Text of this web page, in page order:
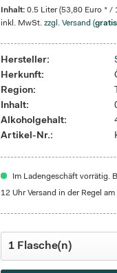
Inhalt:0.5 Liter (53,80 Euro * /
inkl. MwSt.zzgl. Versand (
Hersteller:
Herkunft:
Region:
Inhalt:
Alkoholgehalt:
Artikel-Nr.:
Im Ladengeschäft vorrätig.
12 Uhr Versand in der Regel am